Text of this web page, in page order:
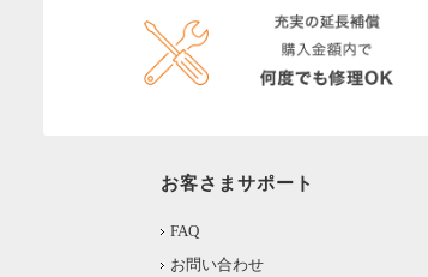
お客さまサポート
FAQ
お問い合わせ